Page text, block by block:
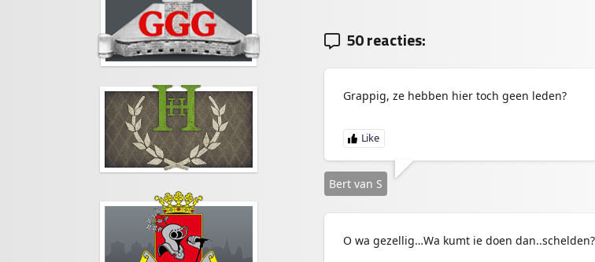
50 reacties:
Grappig, ze hebben hier toch geen leden?
Bert van S
O wa gezellig…Wa kumt ie doen